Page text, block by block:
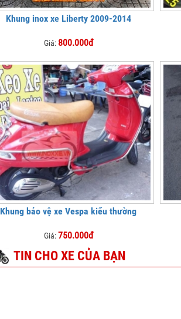
Khung inox xe Liberty 2009-2014
Giá: 800.000đ
Khung bảo vệ xe Vespa kiểu thường
Giá:750.000đ
TIN CHO XE CỦA BẠN